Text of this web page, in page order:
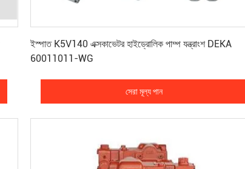
ইস্পাত K5V140 এক্সকাভেটর হাইড্রোলিক পাম্প যন্ত্রাংশ DEKA
60011011-WG
সেরা মূল্য পান